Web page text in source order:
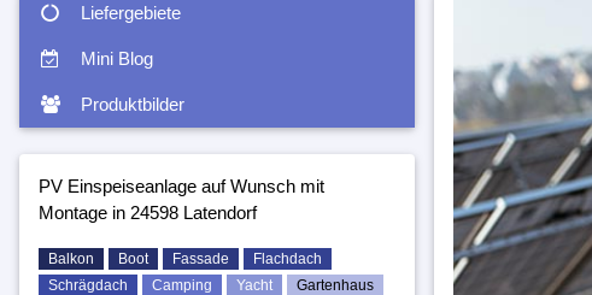
Liefergebiete
Mini Blog
Produktbilder
PV Einspeiseanlage auf Wunsch mit
Montage in 24598 Latendorf
Balkon Boot Fassade
Flachdach
Schrägdach
Camping Yacht
Gartenhaus